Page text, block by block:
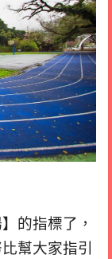
的指標了，
幫大家指引